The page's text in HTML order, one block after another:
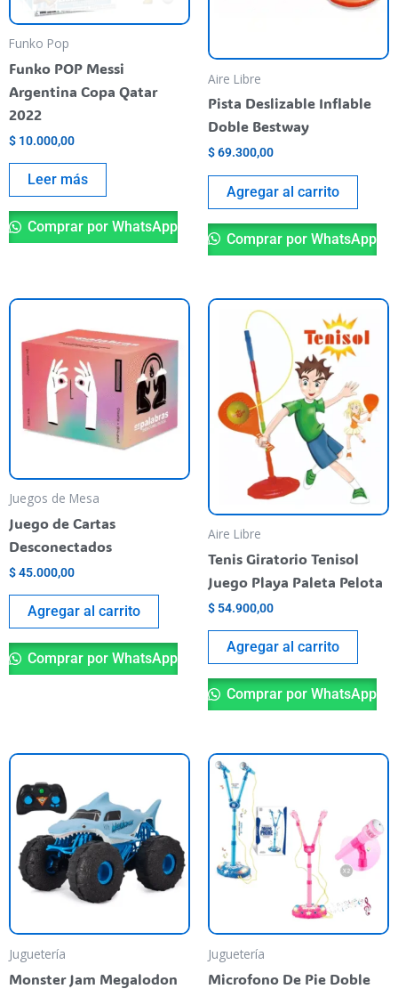
Funko Pop
Funko POP Messi
Argentina Copa Qatar
2022
$ 10.000,00
Leer más
Comprar por WhatsApp
Aire Libre
Pista Deslizable Inflable
Doble Bestway
$69.300,00
Agregar al carrito
Comprar por WhatsApp
Juegos de Mesa
Juego de Cartas
Desconectados
$45.000,00
Agregar al carrito
Comprar por WhatsApp
Aire Libre
Tenis Giratorio Tenisol
Juego Playa Paleta Pelota
$ 54.900,00
Agregar al carrito
Comprar por WhatsApp
Juguetería
Monster Jam Megalodon
Juguetería
Microfono De Pie Doble
se